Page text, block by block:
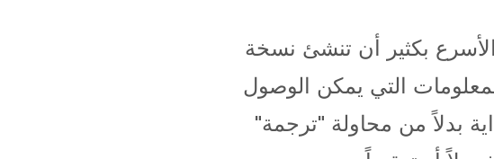
بكثير أن تنشئ نسخة
التي يمكن الوصول
بدلاً من محاولة "ترجمة"